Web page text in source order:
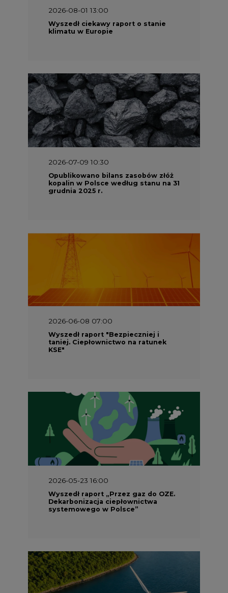
2026-08-01 13:00
Wyszedł ciekawy raport o stanie
klimatu w Europie
2026-07-09 10:30
Opublikowano bilans zasobów złóż
kopalin w Polsce według stanu na 31
grudnia 2025 r.
2026-06-08 07:00
Wyszedł raport "Bezpieczniej i
taniej. Ciepłownictwo na ratunek
KSE"
2026-05-23 16:00
Wyszedł raport „Przez gaz do OZE.
Dekarbonizacja ciepłownictwa
systemowego w Polsce”